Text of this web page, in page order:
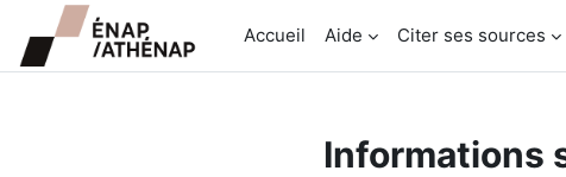
Passer au contenu principal
Accueil
Aide Citer ses sources
Informations